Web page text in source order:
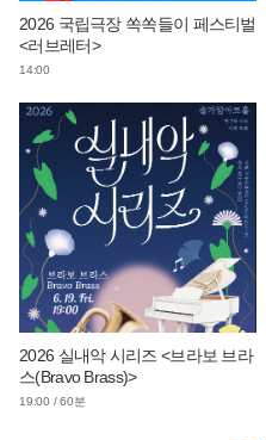
2026 국립극장 쏙쏙들이 페스티벌
<러브레터>
14:00
2026 실내악 시리즈 <브라보 브라
스(Bravo Brass)>
19:00 / 60분